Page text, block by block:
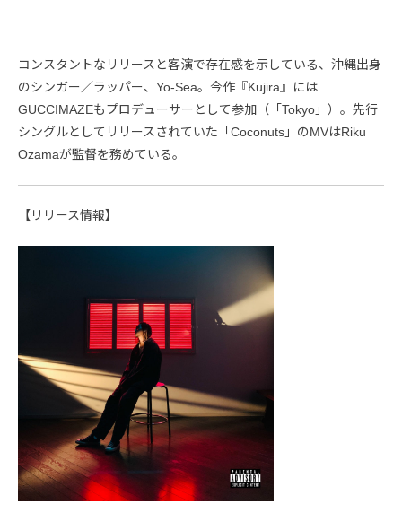
コンスタントなリリースと客演で存在感を示している、沖縄出身
のシンガー／ラッパー、Yo-Sea。今作『Kujira』には
GUCCIMAZEもプロデューサーとして参加（「Tokyo」）。先行
シングルとしてリリースされていた「Coconuts」のMVはRiku
Ozamaが監督を務めている。
【リリース情報】